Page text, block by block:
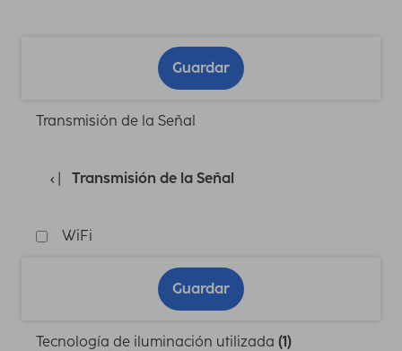
Guardar
Transmisión de la Señal
Transmisión de la Señal
WiFi
Guardar
Tecnología de iluminación utilizada (1)